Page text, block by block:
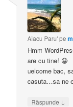
Aiacu Paru'pe
Hmm
are cu tine! 😀
uelcome bac,
casuta…sa ne
Răspunde ↓